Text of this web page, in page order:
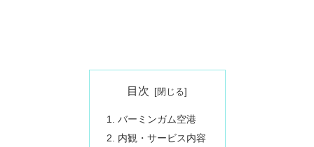
目次
バーミンガム空港
内観・サービス内容